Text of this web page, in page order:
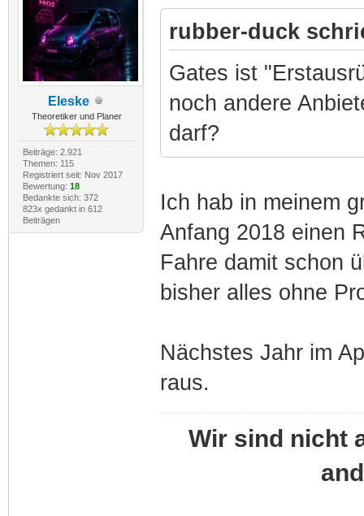
Eleske
Theoretiker und Planer
Beiträge: 2.921
Themen: 115
Registriert seit: Nov 2017
Bewertung: 18
Bedankte sich: 372
823x gedankt in 612
Beiträgen
rubber-duck
Gates ist
noch andere
darf?
Ich hab in meinem
Anfang 2018 einen
Fahre damit schon
bisher alles ohne
Nächstes Jahr im
raus.
Wir sind nicht